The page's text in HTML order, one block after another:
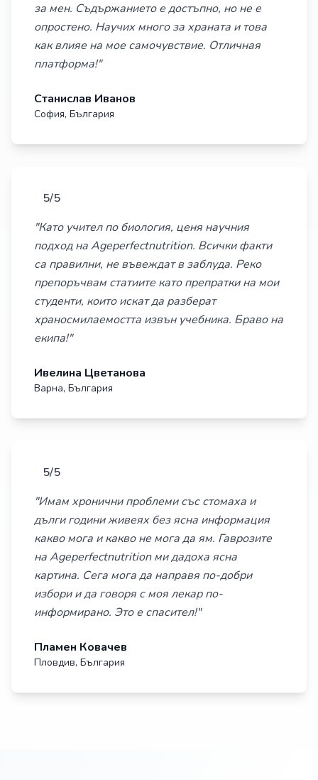
за мен. Съдържанието е достъпно, но не е
опростено. Научих много за храната и това
как влияе на мое самочувствие. Отличная
платформа!"
Станислав Иванов
София, България
5/5
"Като учител по биология, ценя научния
подход на Ageperfectnutrition. Всички факти
са правилни, не въвеждат в заблуда. Реко
препоръчвам статиите като препратки на мои
студенти, които искат да разберат
храносмилаемостта извън учебника. Браво на
екипа!"
Ивелина Цветанова
Варна, България
5/5
"Имам хронични проблеми със стомаха и
дълги години живеях без ясна информация
какво мога и какво не мога да ям. Гаврозите
на Ageperfectnutrition ми дадоха ясна
картина. Сега мога да направя по-добри
избори и да говоря с моя лекар по-
информирано. Это е спасител!"
Пламен Ковачев
Пловдив, България